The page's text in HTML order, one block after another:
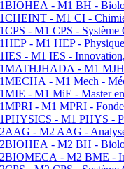
- M1 BH -
- M1 CI -
- M1 CPS - Système
- M1 HEP -
- M1 IES -
- M1 MJH
- M1 Mech -
- M1 MiE - Master
- M1 MPRI -
- M1 PHYS -
- M2 AAG -
- M2 BH -
- M2 BME -